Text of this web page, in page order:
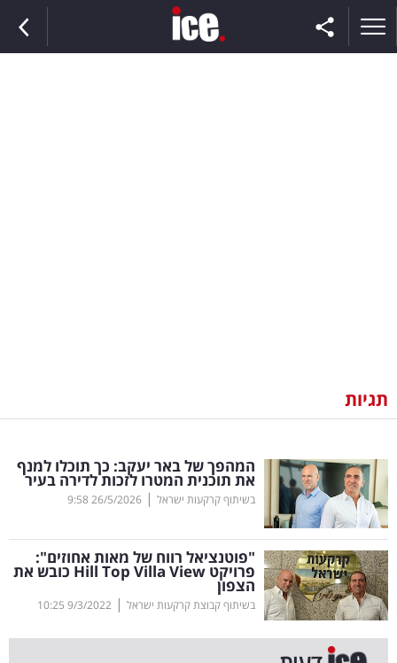
וצרכנות
דיגיטל
וטק
שיווק
ופרסום
משפט
מדדים
תגיות
המהפך של באר יעקב: כך תוכלו למנף
את תוכנית המטרו לזכות לדירה בעיר
בשיתוף קרקעות ישראל |
26/5/2026
9:58
"פוטנציאל רווח של מאות אחוזים":
פרויקט Hill Top Villa View כובש את
הצפון
בשיתוף קבוצת קרקעות ישראל |
9/3/2022
10:25